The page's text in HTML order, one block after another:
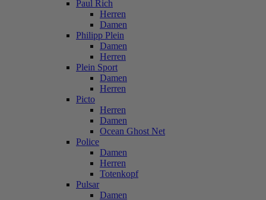
Paul Rich
Herren
Damen
Philipp Plein
Damen
Herren
Plein Sport
Damen
Herren
Picto
Herren
Damen
Ocean Ghost Net
Police
Damen
Herren
Totenkopf
Pulsar
Damen